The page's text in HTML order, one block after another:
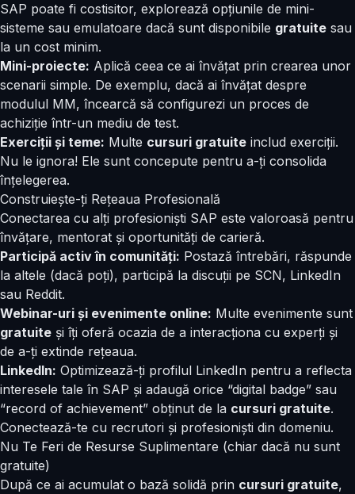
SAP poate fi costisitor, explorează opțiunile de mini-
sisteme sau emulatoare dacă sunt disponibile gratuite sau
la un cost minim.
Mini-proiecte: Aplică ceea ce ai învățat prin crearea unor
scenarii simple. De exemplu, dacă ai învățat despre
modulul MM, încearcă să configurezi un proces de
achiziție într-un mediu de test.
Exerciții și teme: Multe cursuri gratuite includ exerciții.
Nu le ignora! Ele sunt concepute pentru a-ți consolida
înțelegerea.
Construiește-ți Rețeaua Profesională
Conectarea cu alți profesioniști SAP este valoroasă pentru
învățare, mentorat și oportunități de carieră.
Participă activ în comunități: Postază întrebări, răspunde
la altele (dacă poți), participă la discuții pe SCN, LinkedIn
sau Reddit.
Webinar-uri și evenimente online: Multe evenimente sunt
gratuite și îți oferă ocazia de a interacționa cu experți și
de a-ți extinde rețeaua.
LinkedIn: Optimizează-ți profilul LinkedIn pentru a reflecta
interesele tale în SAP și adaugă orice “digital badge” sau
“record of achievement” obținut de la cursuri gratuite.
Conectează-te cu recrutori și profesioniști din domeniu.
Nu Te Feri de Resurse Suplimentare (chiar dacă nu sunt
gratuite)
După ce ai acumulat o bază solidă prin cursuri gratuite,